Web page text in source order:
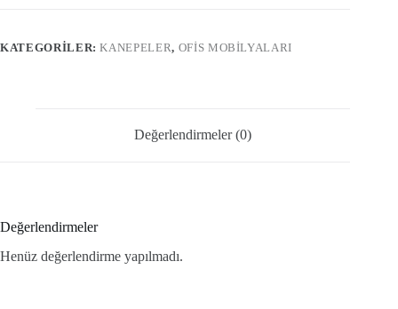
KATEGORILER:KANEPELER, OFIS MOBILYALARI
Değerlendirmeler (0)
Değerlendirmeler
Henüz değerlendirme yapılmadı.